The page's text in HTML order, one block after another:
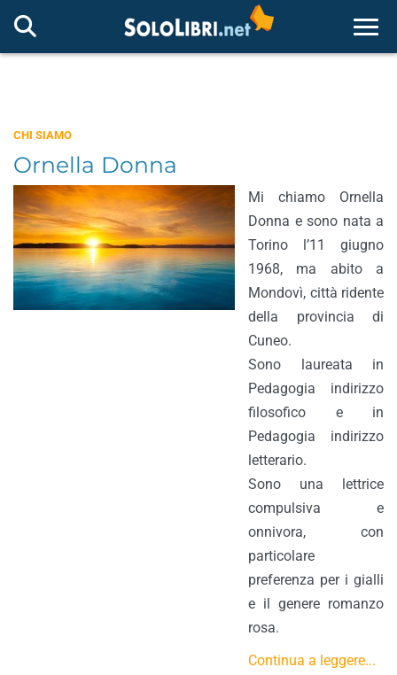
CHI SIAMO
Ornella Donna
Mi chiamo Ornella
Donna e sono nata a
Torino l’11 giugno
1968, ma abito a
Mondovì, città ridente
della provincia di
Cuneo.
Sono laureata in
Pedagogia indirizzo
filosofico e in
Pedagogia indirizzo
letterario.
Sono una lettrice
compulsiva e
onnivora, con
particolare
preferenza per i gialli
e il genere romanzo
rosa.
Continua a leggere...